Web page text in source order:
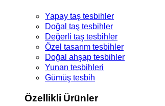
Yapay taş tesbihler
Doğal taş tesbihler
Değerli taş tesbihler
Özel tasarım tesbihler
Doğal ahşap tesbihler
Yunan tesbihleri
Gümüş tesbih
Özellikli Ürünler